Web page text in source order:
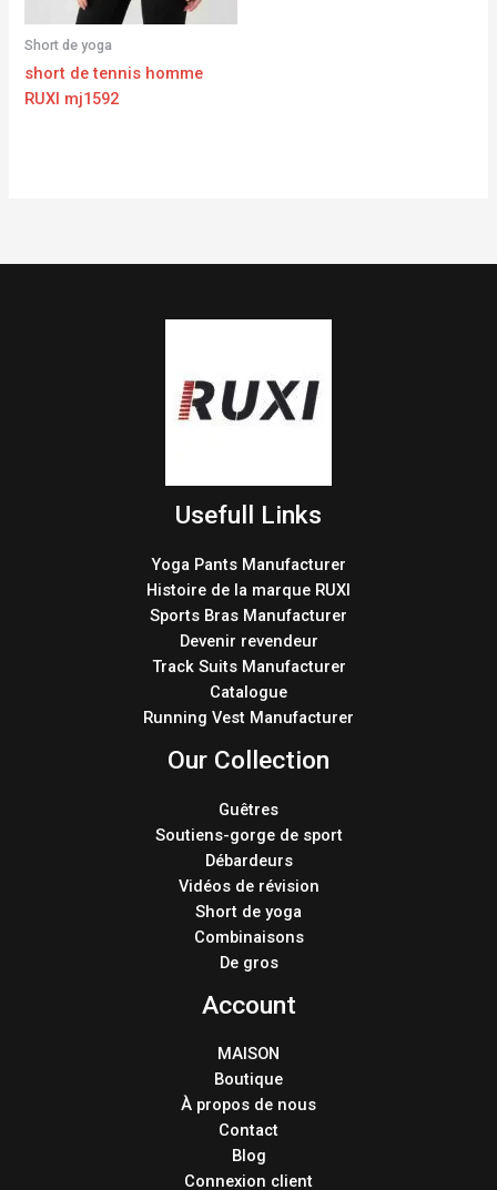
Short de yoga
short de tennis homme
RUXI mj1592
Usefull Links
Yoga Pants Manufacturer
Histoire de la marque RUXI
Sports Bras Manufacturer
Devenir revendeur
Track Suits Manufacturer
Catalogue
Running Vest Manufacturer
Our Collection
Guêtres
Soutiens-gorge de sport
Débardeurs
Vidéos de révision
Short de yoga
Combinaisons
De gros
Account
MAISON
Boutique
À propos de nous
Contact
Blog
Connexion client